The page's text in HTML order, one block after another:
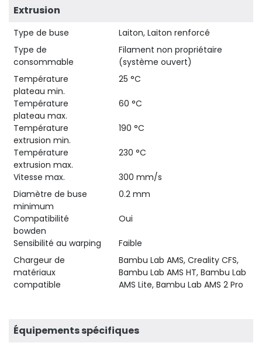
Extrusion
Type de buse
Laiton, Laiton renforcé
Type de
consommable
Filament non propriétaire
(système ouvert)
Température
plateau min.
25 °C
Température
plateau max.
60 °C
Température
extrusion min.
190 °C
Température
extrusion max.
230 °C
Vitesse max.
300 mm/s
Diamètre de buse
minimum
0.2 mm
Compatibilité
bowden
Oui
Sensibilité au warping
Faible
Chargeur de
matériaux
compatible
Bambu Lab AMS, Creality CFS,
Bambu Lab AMS HT, Bambu Lab
AMS Lite, Bambu Lab AMS 2 Pro
Équipements spécifiques